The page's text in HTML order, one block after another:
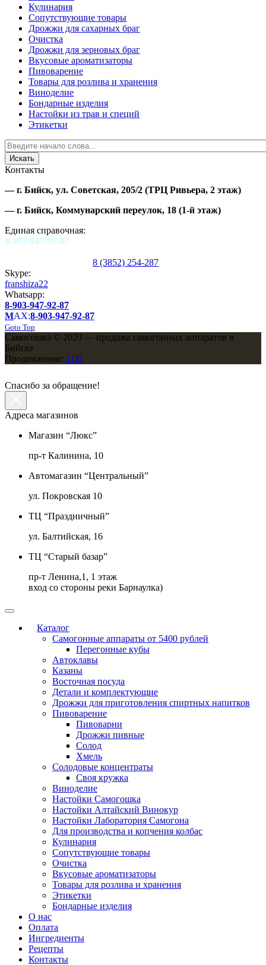
Кулинария
Сопутствующие товары
Дрожжи для сахарных браг
Очистка
Дрожжи для зерновых браг
Вкусовые ароматизаторы
Пивоварение
Товары для розлива и хранения
Виноделие
Бондарные изделия
Настойки из трав и специй
Этикетки
Контакты
—г. Бийск, ул. Советская, 205/2 (ТРЦ Ривьера, 2 этаж)
—г. Бийск, Коммунарский переулок, 18 (1-й этаж)
Единая справочная:
8-903-947-92-87
8 (3852) 254-287
Skype:
franshiza22
Whatsapp:
8-903-947-92-87
MAX:8-903-947-92-87
Goto Top
Самогошка © 2020 — продажа самогонных аппаратов в
Бийске
Продвижение: ITB
Спасибо за обращение!
Адреса магазинов
Магазин “Люкс”
пр-т Калинина, 10
Автомагазин “Центральный”
ул. Покровская 10
ТЦ “Праздничный”
ул. Балтийская, 16
ТЦ “Старый базар”
пр-т Ленина,1, 1 этаж
вход со стороны реки Барнаулка)
Каталог
Самогонные аппараты от 5400 рублей
Перегонные кубы
Автоклавы
Казаны
Восточная посуда
Детали и комплектующие
Дрожжи для приготовления спиртных напитков
Пивоварение
Пивоварни
Дрожжи пивные
Солод
Хмель
Солодовые концентраты
Своя кружка
Виноделие
Настойки Самогошка
Настойки Алтайский Винокур
Настойки Лаборатория Самогона
Для производства и копчения колбас
Кулинария
Сопутствующие товары
Очистка
Вкусовые ароматизаторы
Товары для розлива и хранения
Этикетки
Бондарные изделия
О нас
Оплата
Ингредиенты
Рецепты
Контакты